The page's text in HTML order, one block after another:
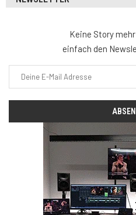
Keine Story
einfach den